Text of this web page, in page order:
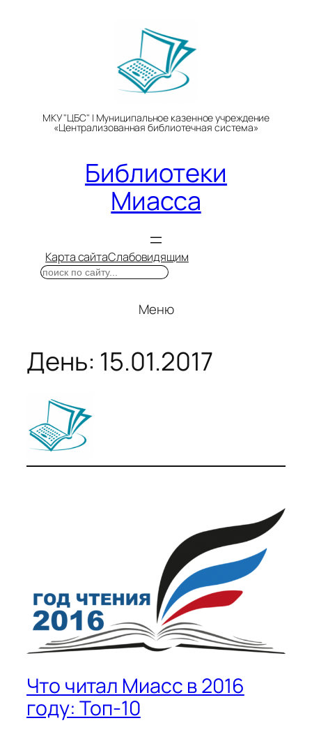
МКУ "ЦБС" | Муниципальное казенное учреждение
«Централизованная библиотечная система»
Библиотеки
Миасса
Карта сайтаСлабовидящим
Поиск
Меню
День: 15.01.2017
Что читал Миасс в 2016
году: Топ-10